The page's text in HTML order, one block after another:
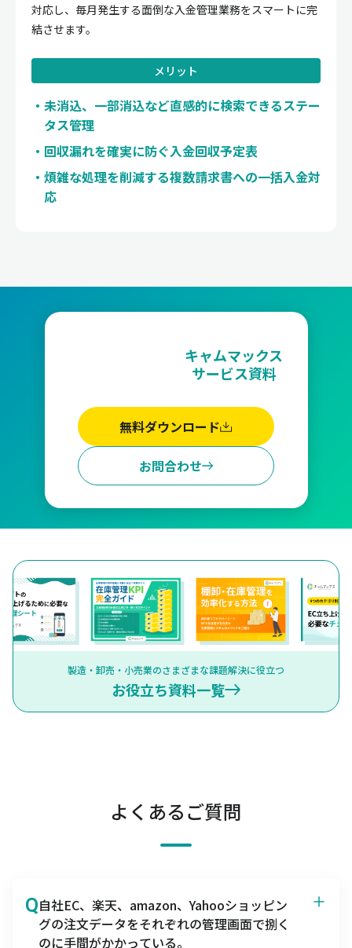
対応し、毎月発生する面倒な入金管理業務をスマートに完
結させます。
メリット
未消込、一部消込など直感的に検索できるステー
タス管理
回収漏れを確実に防ぐ入金回収予定表
煩雑な処理を削減する複数請求書への一括入金対
応
キャムマックス
サービス資料
お問合わせ
無料ダウンロード
製造・卸売・小売業のさまざまな課題解決に役立つ
お役立ち資料一覧
よくあるご質問
Q自社EC、楽天、amazon、Yahooショッピン
グの注文データをそれぞれの管理画面で捌く
のに手間がかかっている。